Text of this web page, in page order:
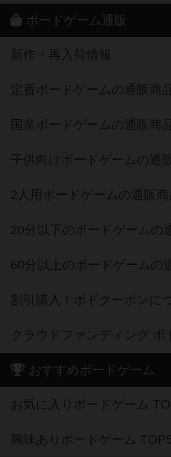
ボードゲーム通販
新作・再入荷情報
定番ボードゲームの通販商
国産ボードゲームの通販商
子供向けボードゲームの通
2人用ボードゲームの通販商
20分以下のボードゲームの
60分以上のボードゲームの
割引購入！ボドクーポンに
クラウドファンディング ボ
おすすめボードゲーム
お気に入りボードゲーム
興味ありボードゲーム